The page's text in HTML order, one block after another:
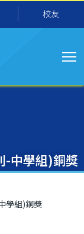
校友
-中學組)銅獎
學組)銅獎